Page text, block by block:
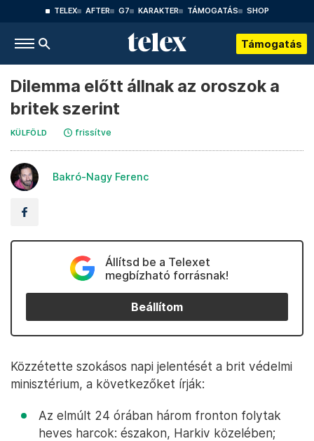
TELEX AFTER G7 KARAKTER TÁMOGATÁS SHOP
Támogatás
Dilemma előtt állnak az oroszok a
britek szerint
KÜLFÖLD frissítve
Bakró-Nagy Ferenc
Állítsd be a Telexet
megbízható forrásnak!
Beállítom
Közzétette szokásos napi jelentését a brit védelmi
minisztérium, a következőket írják:
Az elmúlt 24 órában három fronton folytak
heves harcok: északon, Harkiv közelében;